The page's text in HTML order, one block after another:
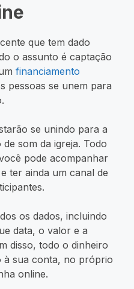
que tem dado
o assunto é captação
financiamento
pessoas se unem para
se unindo para a
som da igreja. Todo
pode acompanhar
ter ainda um canal de
os dados, incluindo
data, o valor e a
disso, todo o dinheiro
à sua conta, no próprio
online.